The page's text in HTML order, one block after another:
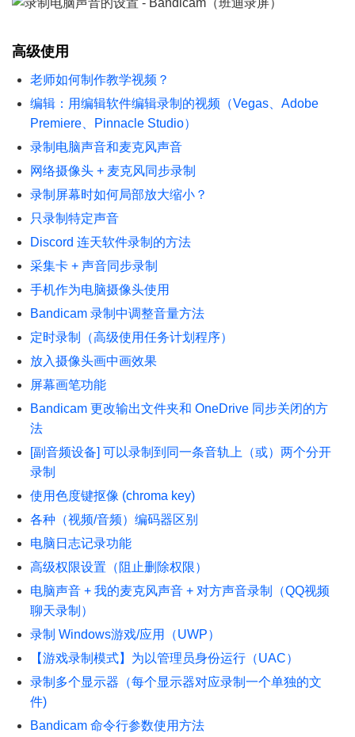
高级使用
老师如何制作教学视频？
编辑：用编辑软件编辑录制的视频（Vegas、Adobe
Premiere、Pinnacle Studio）
录制电脑声音和麦克风声音
网络摄像头 + 麦克风同步录制
录制屏幕时如何局部放大缩小？
只录制特定声音
Discord 连天软件录制的方法
采集卡 + 声音同步录制
手机作为电脑摄像头使用
Bandicam 录制中调整音量方法
定时录制（高级使用任务计划程序）
放入摄像头画中画效果
屏幕画笔功能
Bandicam 更改输出文件夹和 OneDrive 同步关闭的方
法
[副音频设备] 可以录制到同一条音轨上（或）两个分开
录制
使用色度键抠像 (chroma key)
各种（视频/音频）编码器区别
电脑日志记录功能
高级权限设置（阻止删除权限）
电脑声音 + 我的麦克风声音 + 对方声音录制（QQ视频
聊天录制）
录制 Windows游戏/应用（UWP）
【游戏录制模式】为以管理员身份运行（UAC）
录制多个显示器（每个显示器对应录制一个单独的文
件)
Bandicam 命令行参数使用方法